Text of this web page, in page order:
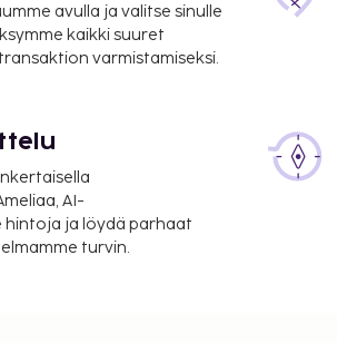
on allasbaari
on
maksut.
yö. Tätä veroa ei
avulla ja valitse sinulle
kaikki suuret
varmistamiseksi.
AI-
ja löydä parhaat
turvin.